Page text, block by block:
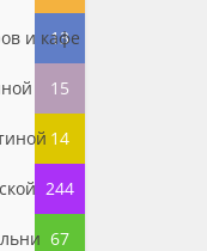
и кафе
13
15
14
244
67